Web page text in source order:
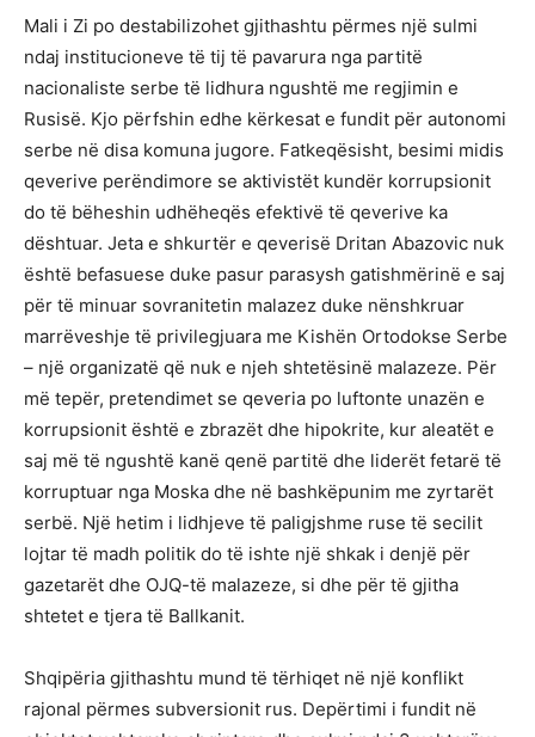
Mali i Zi po destabilizohet gjithashtu përmes një sulmi
ndaj institucioneve të tij të pavarura nga partitë
nacionaliste serbe të lidhura ngushtë me regjimin e
Rusisë. Kjo përfshin edhe kërkesat e fundit për autonomi
serbe në disa komuna jugore. Fatkeqësisht, besimi midis
qeverive perëndimore se aktivistët kundër korrupsionit
do të bëheshin udhëheqës efektivë të qeverive ka
dështuar. Jeta e shkurtër e qeverisë Dritan Abazovic nuk
është befasuese duke pasur parasysh gatishmërinë e saj
për të minuar sovranitetin malazez duke nënshkruar
marrëveshje të privilegjuara me Kishën Ortodokse Serbe
– një organizatë që nuk e njeh shtetësinë malazeze. Për
më tepër, pretendimet se qeveria po luftonte unazën e
korrupsionit është e zbrazët dhe hipokrite, kur aleatët e
saj më të ngushtë kanë qenë partitë dhe liderët fetarë të
korruptuar nga Moska dhe në bashkëpunim me zyrtarët
serbë. Një hetim i lidhjeve të paligjshme ruse të secilit
lojtar të madh politik do të ishte një shkak i denjë për
gazetarët dhe OJQ-të malazeze, si dhe për të gjitha
shtetet e tjera të Ballkanit.
Shqipëria gjithashtu mund të tërhiqet në një konflikt
rajonal përmes subversionit rus. Depërtimi i fundit në